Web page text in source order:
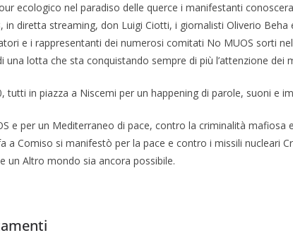
eco­logico nel pa­radiso delle querce i manife­stanti
in diretta strea­ming, don Luigi Ciotti, i giornalisti Oli­verio Beha
e i rap­presentanti dei nu­merosi comi­tati No MUOS sorti
una lotta che sta conquistando sempre di più l’atten­zione dei
tutti in piazza a Ni­scemi per un happening di parole, suoni e
e per un Mediterraneo di pace, contro la criminalità mafiosa
a Comiso si manifestò per la pace e con­tro i missili nucleari
un Altro mondo sia ancora possibile.